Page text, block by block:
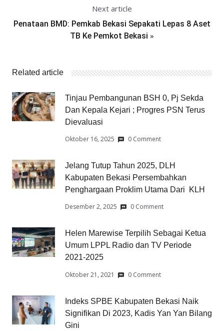
Next article
Penataan BMD: Pemkab Bekasi Sepakati Lepas 8 Aset
TB Ke Pemkot Bekasi »
Related article
Tinjau Pembangunan BSH 0, Pj Sekda
Dan Kepala Kejari ; Progres PSN Terus
Dievaluasi
Oktober 16, 2025 0 Comment
Jelang Tutup Tahun 2025, DLH
Kabupaten Bekasi Persembahkan
Penghargaan Proklim Utama Dari KLH
Desember 2, 2025 0 Comment
Helen Marewise Terpilih Sebagai Ketua
Umum LPPL Radio dan TV Periode
2021-2025
Oktober 21, 2021 0 Comment
Indeks SPBE Kabupaten Bekasi Naik
Signifikan Di 2023, Kadis Yan Yan Bilang
Gini